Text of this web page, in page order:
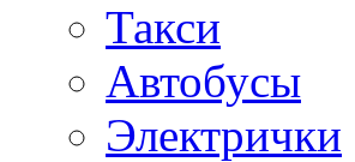
Такси
Автобусы
Электрички